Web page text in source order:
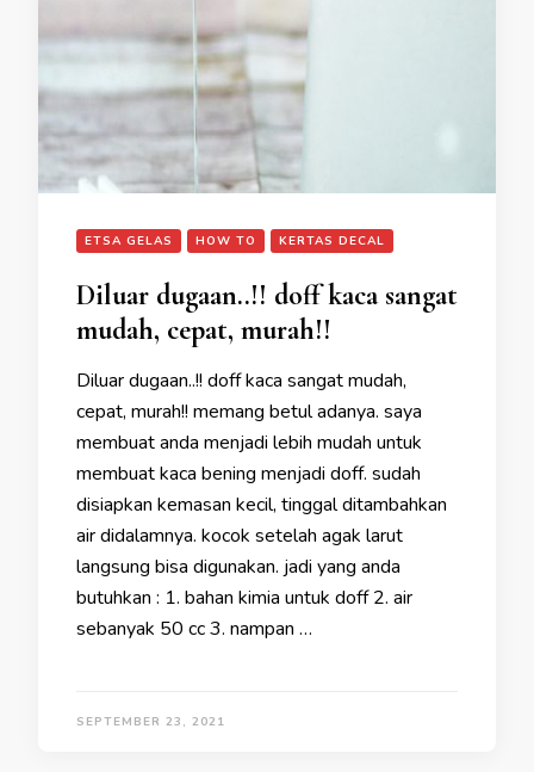
ETSA GELAS HOW TO KERTAS DECAL
Diluar dugaan..!! doff kaca sangat
mudah, cepat, murah!!
Diluar dugaan..!! doff kaca sangat mudah,
cepat, murah!! memang betul adanya. saya
membuat anda menjadi lebih mudah untuk
membuat kaca bening menjadi doff. sudah
disiapkan kemasan kecil, tinggal ditambahkan
air didalamnya. kocok setelah agak larut
langsung bisa digunakan. jadi yang anda
butuhkan : 1. bahan kimia untuk doff 2. air
sebanyak 50 cc 3. nampan …
SEPTEMBER 23, 2021